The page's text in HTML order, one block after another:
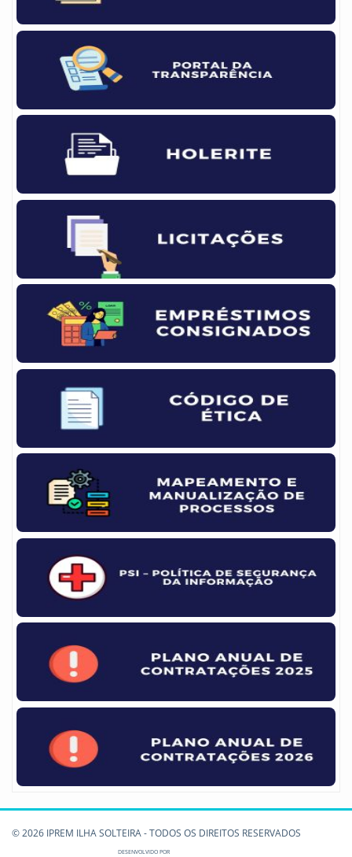
© 2026 IPREM ILHA SOLTEIRA - TODOS OS DIREITOS RESERVADOS
DESENVOLVIDO POR